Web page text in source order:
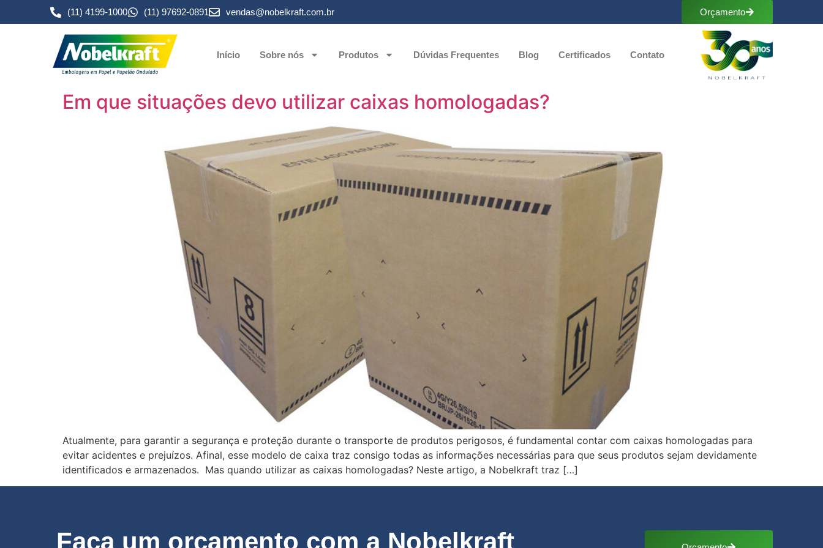
(11) 4199-1000 (11) 97692-0891 vendas@nobelkraft.com.br Orçamento
Início Sobre nós Produtos Dúvidas Frequentes Blog Certificados Contato
Em que situações devo utilizar caixas homologadas?
Atualmente, para garantir a segurança e proteção durante o transporte de produtos perigosos, é fundamental contar com caixas homologadas para
evitar acidentes e prejuízos. Afinal, esse modelo de caixa traz consigo todas as informações necessárias para que seus produtos sejam devidamente
identificados e armazenados. Mas quando utilizar as caixas homologadas? Neste artigo, a Nobelkraft traz […]
Faça um orçamento com a Nobelkraft